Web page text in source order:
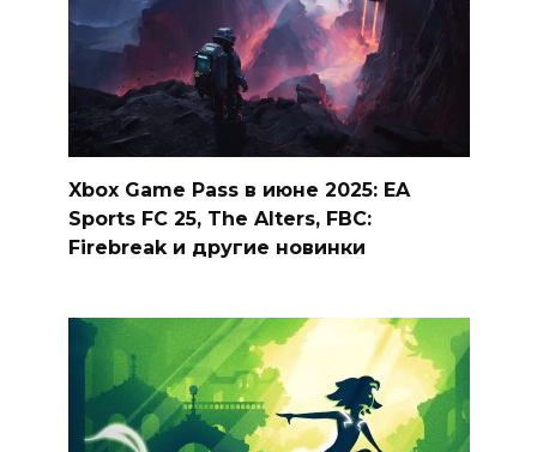
Xbox Game Pass в июне 2025: EA
Sports FC 25, The Alters, FBC:
Firebreak и другие новинки